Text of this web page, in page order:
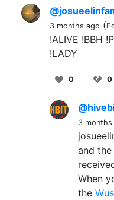
3 months ago (
!ALIVE !BBH
!LADY
0 0
3 months
and
When
the